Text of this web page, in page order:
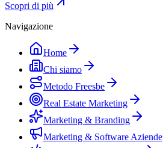
Scopri di più
Navigazione
Home
Chi siamo
Metodo Freesbe
Real Estate Marketing
Marketing & Branding
Marketing & Software Aziende